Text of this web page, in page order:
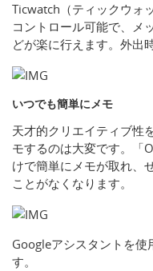
Ticwatch（ティックウォ
コントロール可能で、メ
どが楽に行えます。外出
いつでも簡単にメモ
天才的クリエイティブ性
モするのは大変です。「
けで簡単にメモが取れ、
ことがなくなります。
Googleアシスタントを使
す。